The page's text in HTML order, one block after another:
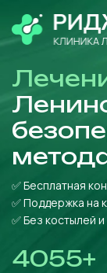
✅ Бесплатная
✅ Поддержка на
✅ Без костылей
4055+